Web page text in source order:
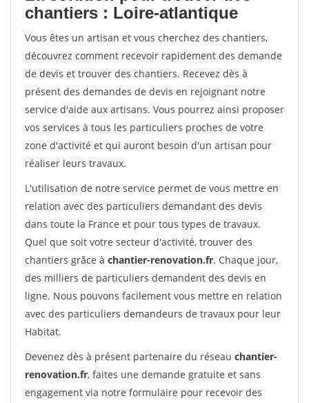
chantiers : Loire-atlantique
Vous êtes un artisan et vous cherchez des chantiers,
découvrez comment recevoir rapidement des demande
de devis et trouver des chantiers. Recevez dès à
présent des demandes de devis en rejoignant notre
service d'aide aux artisans. Vous pourrez ainsi proposer
vos services à tous les particuliers proches de votre
zone d'activité et qui auront besoin d'un artisan pour
réaliser leurs travaux.
L'utilisation de notre service permet de vous mettre en
relation avec des particuliers demandant des devis
dans toute la France et pour tous types de travaux.
Quel que soit votre secteur d'activité, trouver des
chantiers grâce à chantier-renovation.fr. Chaque jour,
des milliers de particuliers demandent des devis en
ligne. Nous pouvons facilement vous mettre en relation
avec des particuliers demandeurs de travaux pour leur
Habitat.
Devenez dès à présent partenaire du réseau chantier-
renovation.fr, faites une demande gratuite et sans
engagement via notre formulaire pour recevoir des